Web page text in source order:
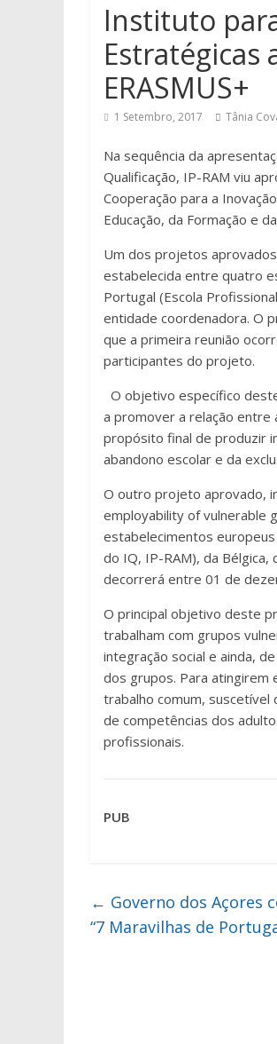
Instituto
Estratégicas
ERASMUS+
1 Setembro, 2017 Tânia
Na sequência da
Qualificação, IP-RAM viu
Cooperação para a
Educação, da Formação e
Um dos projetos
estabelecida entre quatro
Portugal (Escola
entidade coordenadora. O
que a primeira reunião
participantes do projeto.
O objetivo específico
a promover a relação entre
propósito final de produzir
abandono escolar e da
O outro projeto aprovado,
employability of vulnerable
estabelecimentos
do IQ, IP-RAM), da Bélgica,
decorrerá entre 01 de
O principal objetivo deste
trabalham com grupos
integração social e ainda,
dos grupos. Para
trabalho comum, suscetível
de competências dos
profissionais.
PUB
← Governo dos Açores
“7 Maravilhas de